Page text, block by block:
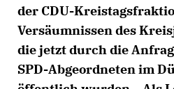
der CDU-
Versäumnissen des
die jetzt durch die
SPD-Abgeordneten im